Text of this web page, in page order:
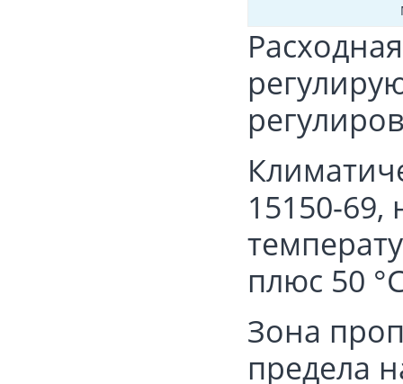
15150-
плюс 50
Зона
предела